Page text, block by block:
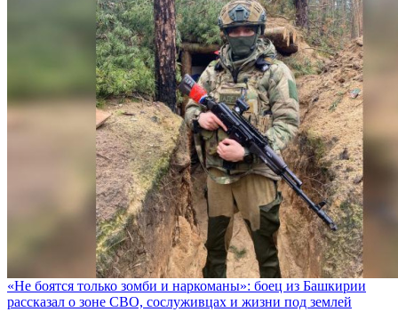
«Не боятся только зомби и наркоманы»: боец из Башкирии
рассказал о зоне СВО, сослуживцах и жизни под землей